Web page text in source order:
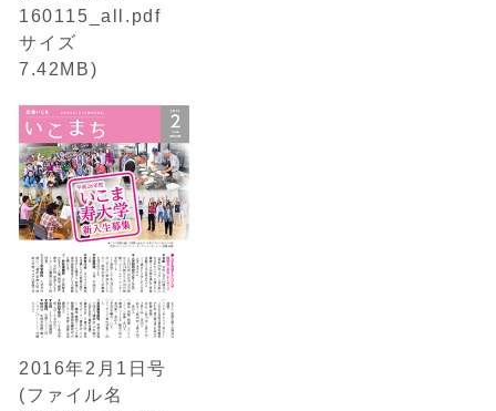
160115_all.pdf
サイズ
7.42MB)
2016年2月1日号
(ファイル名